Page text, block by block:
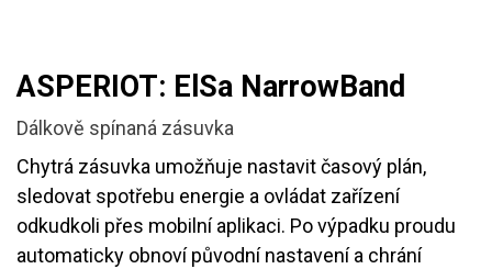
ASPERIOT: ElSa NarrowBand
Dálkově spínaná zásuvka
Chytrá zásuvka umožňuje nastavit časový plán,
sledovat spotřebu energie a ovládat zařízení
odkudkoli přes mobilní aplikaci. Po výpadku proudu
automaticky obnoví původní nastavení a chrání